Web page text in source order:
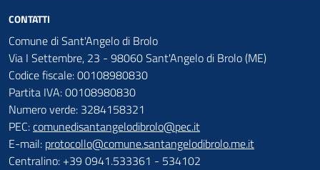
CONTATTI
Comune di Sant'Angelo di Brolo
Via I Settembre, 23 - 98060 Sant'Angelo di Brolo (ME)
Codice fiscale: 00108980830
Partita IVA: 00108980830
Numero verde: 3284158321
PEC:comunedisantangelodibrolo@pec.it
E-mail: protocollo@comune.santangelodibrolo.me.it
Centralino: +39 0941.533361 - 534102